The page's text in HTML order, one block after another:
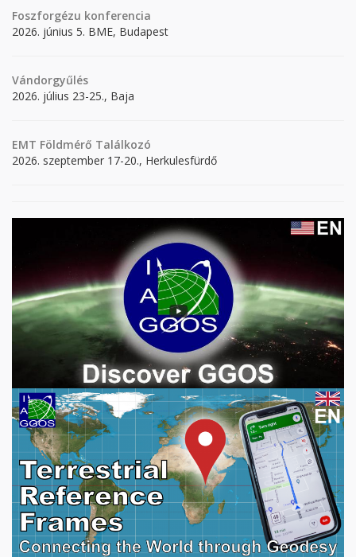
Foszforgézu konferencia
2026. június 5. BME, Budapest
Vándorgyűlés
2026. július 23-25., Baja
EMT Földmérő Találkozó
2026. szeptember 17-20., Herkulesfürdő